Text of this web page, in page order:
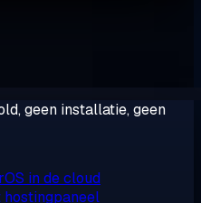
geen installatie, geen
in de cloud